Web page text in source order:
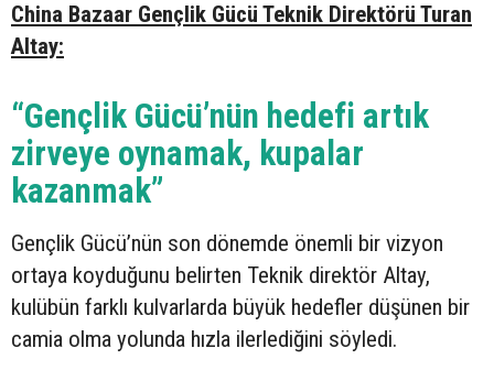
China Bazaar Gençlik Gücü Teknik Direktörü Turan
Altay:
“Gençlik Gücü’nün hedefi artık
zirveye oynamak, kupalar
kazanmak”
Gençlik Gücü’nün son dönemde önemli bir vizyon
ortaya koyduğunu belirten Teknik direktör Altay,
kulübün farklı kulvarlarda büyük hedefler düşünen bir
camia olma yolunda hızla ilerlediğini söyledi.